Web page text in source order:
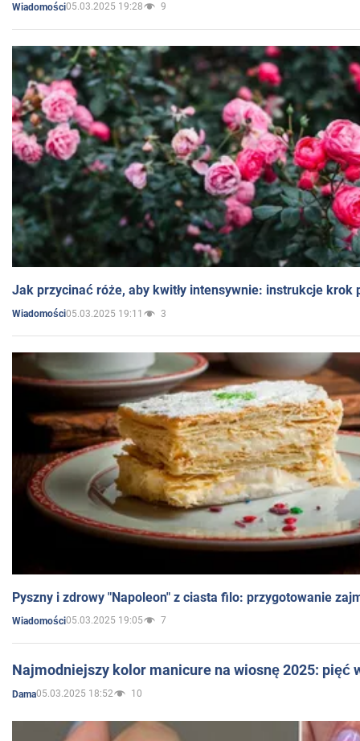
Wiadomości05.03.2025 19:28 9
Jak przycinać róże, aby kwitły intensywnie: instrukcje krok
Wiadomości05.03.2025 19:11 3
Pyszny i zdrowy "Napoleon" z ciasta filo: przygotowanie
Wiadomości05.03.2025 19:05 7
Najmodniejszy kolor manicure na wiosnę 2025: pięć
Dama05.03.2025 18:52 10